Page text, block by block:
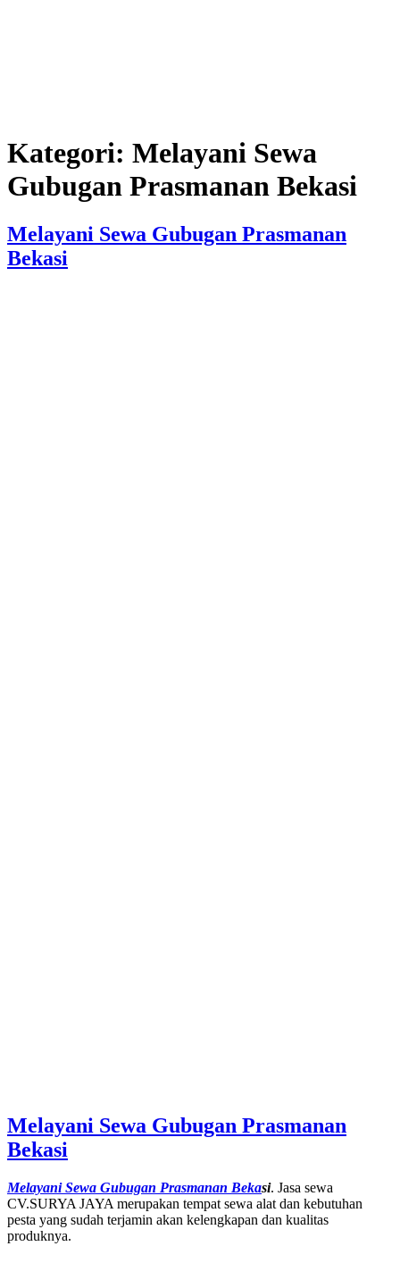
Kategori: Melayani Sewa
Gubugan Prasmanan Bekasi
Melayani Sewa Gubugan Prasmanan
Bekasi
Melayani Sewa Gubugan Prasmanan
Bekasi
Melayani Sewa Gubugan Prasmanan Bekasi. Jasa sewa
CV.SURYA JAYA merupakan tempat sewa alat dan kebutuhan
pesta yang sudah terjamin akan kelengkapan dan kualitas
produknya.